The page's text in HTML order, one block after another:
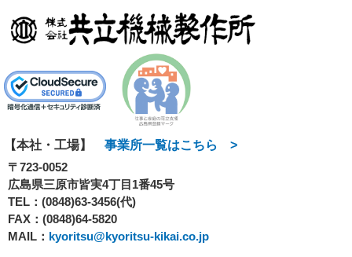
【本社・工場】 事業所一覧はこちら >
〒723-0052
広島県三原市皆実4丁目1番45号
TEL： (0848)63-3456(代)
FAX：(0848)64-5820
MAIL： kyoritsu@kyoritsu-kikai.co.jp